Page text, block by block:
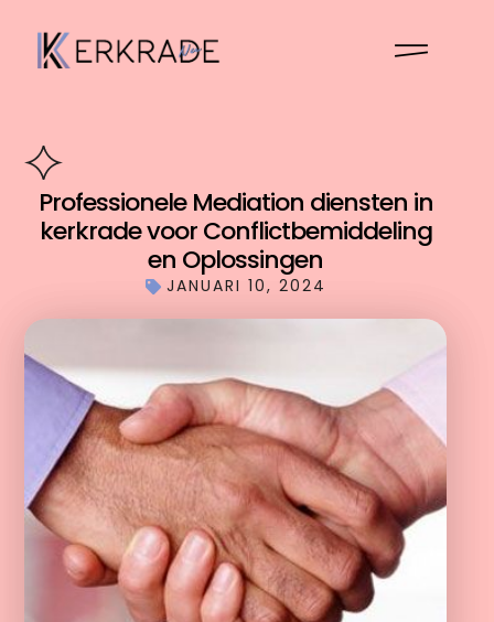
Professionele Mediation diensten in
kerkrade voor Conflictbemiddeling
en Oplossingen
JANUARI 10, 2024